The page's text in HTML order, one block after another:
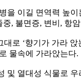
을 이길 면역력 높
중, 불면증, 변비, 항
로 ‘향기가 가라
물속에 가라앉는다.
및 열대성 식물로